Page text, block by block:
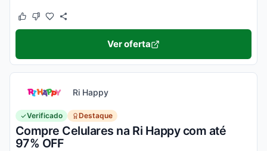
Este cupom funcionou
Este cupom não funcionou
Ver oferta
Ri Happy
Verificado Destaque
Compre Celulares na Ri Happy com até
97% OFF